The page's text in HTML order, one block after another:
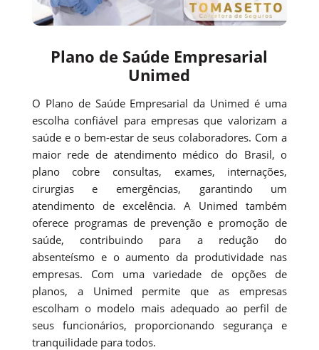
Plano de Saúde Empresarial
Unimed
O Plano de Saúde Empresarial da Unimed é uma
escolha confiável para empresas que valorizam a
saúde e o bem-estar de seus colaboradores. Com a
maior rede de atendimento médico do Brasil, o
plano cobre consultas, exames, internações,
cirurgias e emergências, garantindo um
atendimento de excelência. A Unimed também
oferece programas de prevenção e promoção de
saúde, contribuindo para a redução do
absenteísmo e o aumento da produtividade nas
empresas. Com uma variedade de opções de
planos, a Unimed permite que as empresas
escolham o modelo mais adequado ao perfil de
seus funcionários, proporcionando segurança e
tranquilidade para todos.